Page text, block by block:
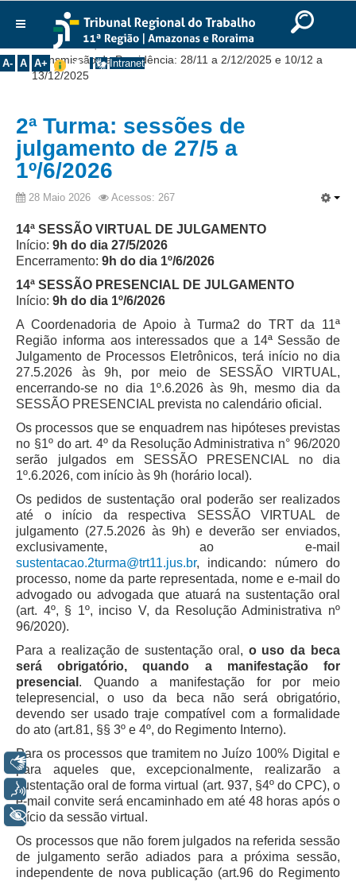
Ir para o rodapé
English
Português Español
A- A A+ Intranet
Institucional
Corregedoria
Composição
Turmas
Varas do Trabalho
Juízes Manaus
Juízes Interior
Juízes Substitutos
Diretores
Comitês
Comitê Gestor Regional do PJe
Comitê Gestor Regional do e-Gestão e de Tabelas
Processuais Unificadas
Comitê do Datajud
Comissão Regional de Pesquisa Judiciária e Ciência de
Dados
Comissão de Ética
Comitê de Priorização do Primeiro Grau
Comissão de Uniformização de Jurisprudência
Comitê de Gestão de Pessoas
Comissão de Vitaliciamento
Comitê de Atenção Integral à Saúde de Magistrados e
Servidores
Comitê de Combate ao Trabalho Infantil e de Estímulo à
Aprendizagem
Comitê de Incentivo à Participação Institucional Feminina
Comitê de Prevenção e Enfrentamento do Assédio
Moral, do Assédio Sexual e da Discriminação
Você está aqui:Início >> Notícias >> Comunicados
Transmissão da Presidência: 28/11 a 2/12/2025 e 10/12 a
13/12/2025
2ª Turma: sessões de
julgamento de 27/5 a
1º/6/2026
28 Maio 2026 Acessos: 267
14ª SESSÃO VIRTUAL DE JULGAMENTO
Início: 9h do dia 27/5/2026
Encerramento: 9h do dia 1º/6/2026
14ª SESSÃO PRESENCIAL DE JULGAMENTO
Início: 9h do dia 1º/6/2026
A Coordenadoria de Apoio à Turma2 do TRT da 11ª
Região informa aos interessados que a 14ª Sessão de
Julgamento de Processos Eletrônicos, terá início no dia
27.5.2026 às 9h, por meio de SESSÃO VIRTUAL,
encerrando-se no dia 1º.6.2026 às 9h, mesmo dia da
SESSÃO PRESENCIAL prevista no calendário oficial.
Os processos que se enquadrem nas hipóteses previstas
no §1º do art. 4º da Resolução Administrativa n° 96/2020
serão julgados em SESSÃO PRESENCIAL no dia
1º.6.2026, com início às 9h (horário local).
Os pedidos de sustentação oral poderão ser realizados
até o início da respectiva SESSÃO VIRTUAL de
julgamento (27.5.2026 às 9h) e deverão ser enviados,
exclusivamente, ao e-mail
sustentacao.2turma@trt11.jus.br, indicando: número do
processo, nome da parte representada, nome e e-mail do
advogado ou advogada que atuará na sustentação oral
(art. 4º, § 1º, inciso V, da Resolução Administrativa nº
96/2020).
Para a realização de sustentação oral, o uso da beca
será obrigatório, quando a manifestação for
presencial . Quando a manifestação for por meio
telepresencial, o uso da beca não será obrigatório,
devendo ser usado traje compatível com a formalidade
do ato (art.81, §§ 3º e 4º, do Regimento Interno).
Para os processos que tramitem no Juízo 100% Digital e
para aqueles que, excepcionalmente, realizarão a
sustentação oral de forma virtual (art. 937, §4º do CPC), o
e-mail convite será encaminhado em até 48 horas após o
início da sessão virtual.
Os processos que não forem julgados na referida sessão
de julgamento serão adiados para a próxima sessão,
independente de nova publicação (art.96 do Regimento
Libras
Voz
+ Acessibilidade